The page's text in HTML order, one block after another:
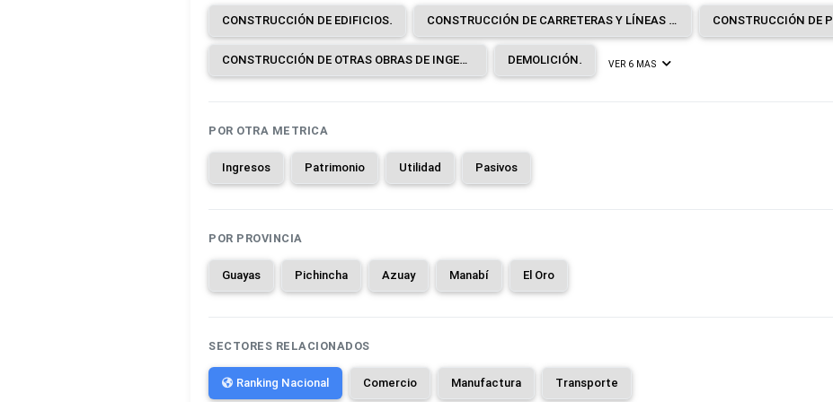
CONSTRUCCIÓN DE EDIFICIOS. CONSTRUCCIÓN DE CARRETERAS Y LÍNEAS DE FERROCARRIL.
CONSTRUCCIÓN DE OTRAS OBRAS DE INGENIERÍA CIVIL. DEMOLICIÓN. VER 6 MAS
POR OTRA METRICA
Ingresos Patrimonio Utilidad Pasivos
POR PROVINCIA
Guayas Pichincha Azuay Manabí El Oro
SECTORES RELACIONADOS
Ranking Nacional Comercio Manufactura Transporte